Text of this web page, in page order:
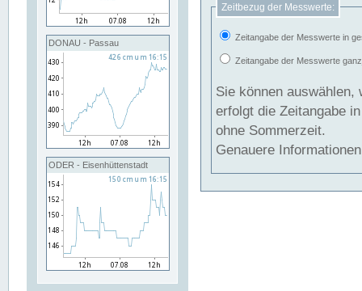
DONAU - Passau
ODER - Eisenhüttenstadt
Zeitbezug der Messwerte:
Zeitangabe der Messwerte in
Zeitangabe der Messwerte
Sie können auswählen,
erfolgt die Zeitangabe
ohne Sommerzeit.
Genauere